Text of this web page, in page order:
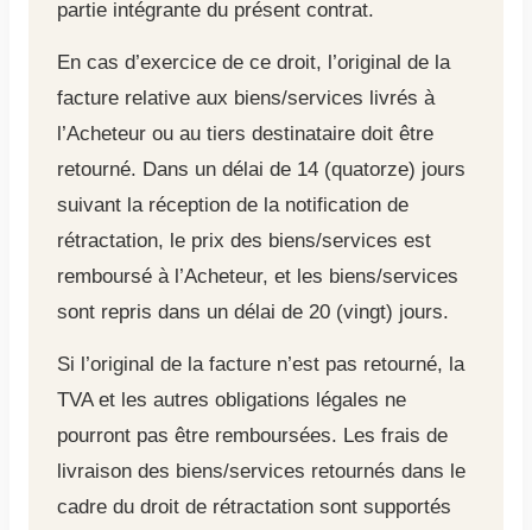
partie intégrante du présent contrat.
En cas d’exercice de ce droit, l’original de la
facture relative aux biens/services livrés à
l’Acheteur ou au tiers destinataire doit être
retourné. Dans un délai de 14 (quatorze) jours
suivant la réception de la notification de
rétractation, le prix des biens/services est
remboursé à l’Acheteur, et les biens/services
sont repris dans un délai de 20 (vingt) jours.
Si l’original de la facture n’est pas retourné, la
TVA et les autres obligations légales ne
pourront pas être remboursées. Les frais de
livraison des biens/services retournés dans le
cadre du droit de rétractation sont supportés